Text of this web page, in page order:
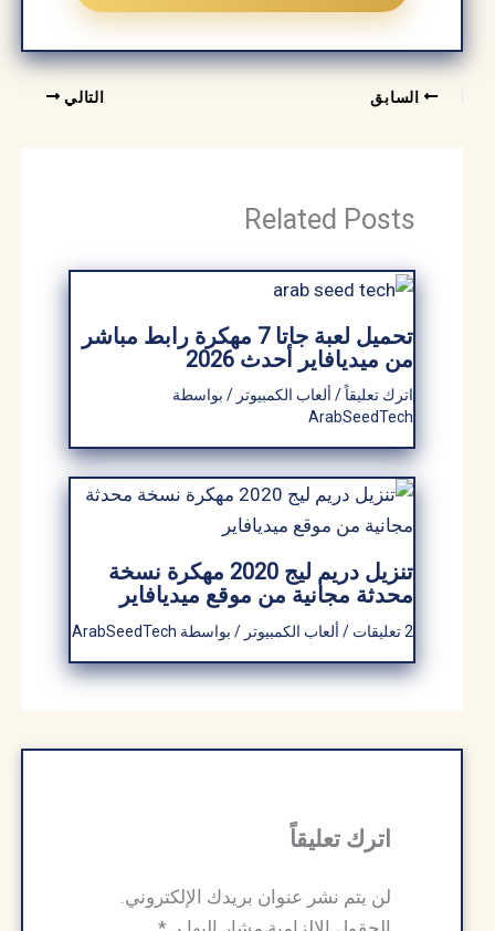
السابق التالي
Related Posts
تحميل لعبة جاتا 7 مهكرة​ رابط مباشر
من ميديافاير أحدث 2026
اترك تعليقاً/ ألعاب الكمبيوتر/ بواسطة
ArabSeedTech
تنزيل دريم ليج 2020 مهكرة نسخة
محدثة مجانية من موقع ميديافاير
/ ألعاب الكمبيوتر/ بواسطةArabSeedTech
اترك تعليقاً
لن يتم نشر عنوان بريدك الإلكتروني.